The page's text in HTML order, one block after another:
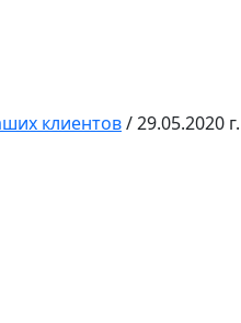
клиентов/29.05.2020 г.